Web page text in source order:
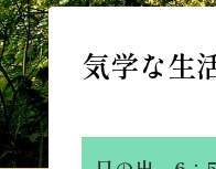
気学な生